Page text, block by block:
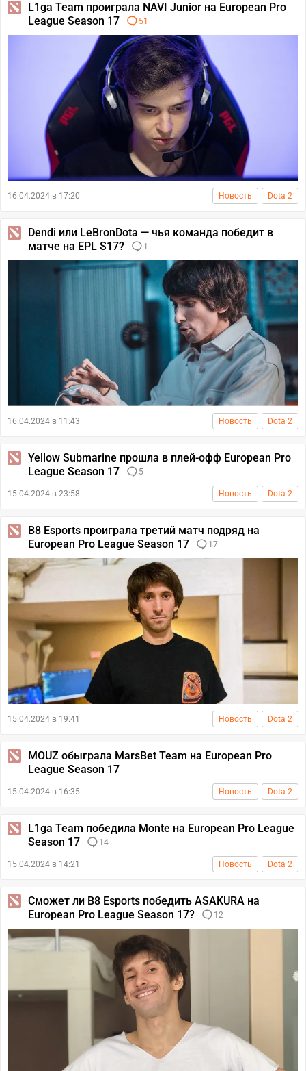
L1ga Team проиграла NAVI Junior на European Pro
League Season 17
51
16.04.2024 в 17:20 Новость Dota 2
Dendi или LeBronDota — чья команда победит в
матче на EPL S17?
1
16.04.2024 в 11:43 Новость Dota 2
Yellow Submarine прошла в плей-офф European Pro
League Season 17
5
15.04.2024 в 23:58 Новость Dota 2
B8 Esports проиграла третий матч подряд на
European Pro League Season 17
17
15.04.2024 в 19:41 Новость Dota 2
MOUZ обыграла MarsBet Team на European Pro
League Season 17
15.04.2024 в 16:35 Новость Dota 2
L1ga Team победила Monte на European Pro League
Season 17
14
15.04.2024 в 14:21 Новость Dota 2
Сможет ли B8 Esports победить ASAKURA на
European Pro League Season 17?
12